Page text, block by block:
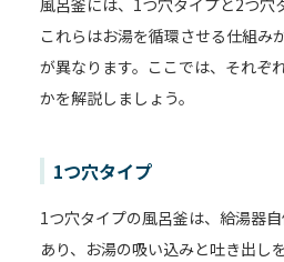
風呂釜には、1つ穴タイプと2つ穴
これらはお湯を循環させる仕組み
が異なります。ここでは、それぞ
かを解説しましょう。
1つ穴タイプ
1つ穴タイプの風呂釜は、給湯器
あり、お湯の吸い込みと吐き出し